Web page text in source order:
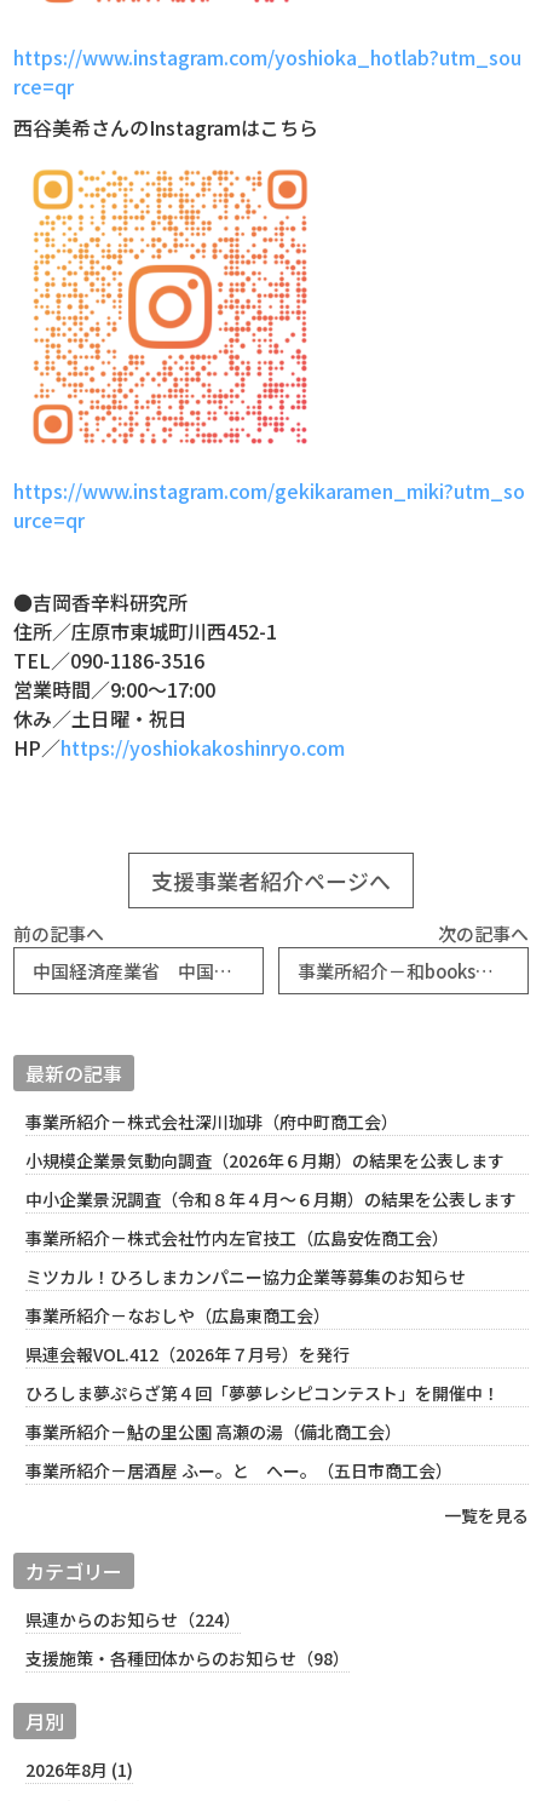
https://www.instagram.com/yoshioka_hotlab?utm_sou
rce=qr
西谷美希さんのInstagramはこちら
https://www.instagram.com/gekikaramen_miki?utm_so
urce=qr
●吉岡香辛料研究所
住所／庄原市東城町川西452-1
TEL／090-1186-3516
営業時間／9:00～17:00
休み／土日曜・祝日
HP／https://yoshiokakoshinryo.com
支援事業者紹介ページへ
前の記事へ
中国経済産業省 中国地域の建設業者等を対象としたセミナーのご案内
次の記事へ
事業所紹介－和books（祇園町商工会）
最新の記事
事業所紹介－株式会社深川珈琲（府中町商工会）
小規模企業景気動向調査（2026年６月期）の結果を公表します
中小企業景況調査（令和８年４月～６月期）の結果を公表します
事業所紹介－株式会社竹内左官技工（広島安佐商工会）
ミツカル！ひろしまカンパニー協力企業等募集のお知らせ
事業所紹介－なおしや（広島東商工会）
県連会報VOL.412（2026年７月号）を発行
ひろしま夢ぷらざ第４回「夢夢レシピコンテスト」を開催中！
事業所紹介－鮎の里公園 高瀬の湯（備北商工会）
事業所紹介－居酒屋 ふー。と へー。（五日市商工会）
一覧を見る
カテゴリー
県連からのお知らせ（224）
支援施策・各種団体からのお知らせ（98）
月別
2026年8月 (1)